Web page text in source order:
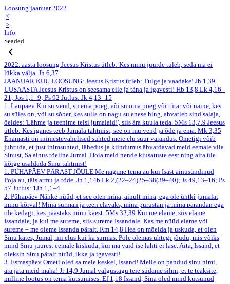
Loosung jaanuar 2022
<
>
Info
Seaded
2022. aasta loosung Jeesus Kristus ütleb: Kes minu juurde tuleb, seda ma ei
lükka välja. Jh 6,37
JAANUAR KUU LOOSUNG: Jeesus Kristus ütleb: Tulge ja vaadake! Jh 1,39
UUSAASTAJeesus Kristus on seesama eile ja täna ja igavesti! Hb 13,8 Lk 4,16–
21; Jos 1,1–9; Ps 92 Jutlus: Jk 4,13–15
1. Laupäev Kui su vend, su ema poeg, või su oma poeg või tütar või naine, kes
su süles on, või su sõber, kes sulle on nagu su enese hing, ahvatleb sind salaja,
öeldes: 'Lähme ja teenime teisi jumalaid!', siis ära kuula teda. 5Ms 13,7.9 Jeesus
ütleb: Kes iganes teeb Jumala tahtmist, see on mu vend ja õde ja ema. Mk 3,35
Enamasti on inimestevahelised suhted meie elu suur varandus. Ometigi võib
juhtuda, et just inimsuhted, lähedus ja kiindumus ähvardavad meid eemale viia
Sinust, Sa ainus tõeline Jumal. Hoia meid nende kiusatuste eest ning aita üle
kõige usaldada Sinu tahtmist!
1. PÜHAPÄEV PÄRAST JÕULE Me nägime tema au kui Isast ainusündinud
Poja au, täis armu ja tõde. Jh 1,14b Lk 2,(22–24)25–38(39–40); Js 49,13–16; Ps
57 Jutlus: 1Jh 1,1–4
2. Pühapäev Nähke nüüd, et see olen mina, ainult mina, ega ole ühtki jumalat
minu kõrval! Mina surman ja teen elavaks, mina purustan ja mina parandan ega
ole kedagi, kes päästaks minu käest. 5Ms 32,39 Kui me elame, siis elame
Issandale, ja kui me sureme, siis sureme Issandale. Kas me nüüd elame või
sureme – me oleme Issanda päralt. Rm 14,8 Hea on mõelda ja uskuda, et olen
Sinu kätes, Jumal, nii elus kui ka surmas. Pole olemas ühtegi jõudu, mis võiks
mind Sinu juurest eemale kiskuda, kui ma vaid ise lahti ei lase. Aita, Issand, et
oleksin Sinu päralt nüüd, ikka ja igavesti!
3. Esmaspäev Ometi oled sa meie keskel, Issand! Meile on pandud sinu nimi,
ära jäta meid maha! Jr 14,9 Jumal valgustagu teie südame silmi, et te teaksite,
milline lootus on tema kutsumises. Ef 1,18 Issand, Sina oled mind kutsunud